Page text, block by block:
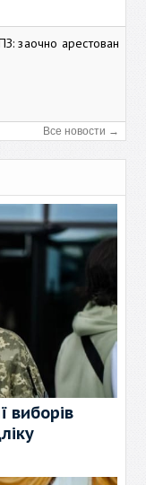
заочно арестован
Все новости →
виборів